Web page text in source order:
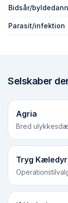
Bidsår/
Parasit/infektion
Selskaber
Agria
Bred
Tryg Kæledyr